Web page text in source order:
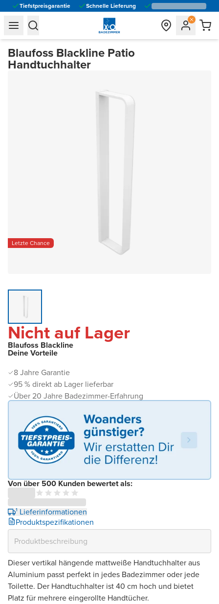
Tiefstpreisgarantie Schnelle Lieferung
general.navigation.toggle_menu.label
general.navigation.toggle_menu.label
Blaufoss Blackline Patio
Handtuchhalter
Letzte Chance
Blaufoss Blackline
Deine Vorteile
8 Jahre Garantie
95 % direkt ab Lager lieferbar
Über 20 Jahre Badezimmer-Erfahrung
Von über 500 Kunden bewertet als:
¹ Lieferinformationen
Produktspezifikationen
Nicht auf Lager
Dieser vertikal hängende mattweiße Handtuchhalter aus
Aluminium passt perfekt in jedes Badezimmer oder jede
Toilette. Der Handtuchhalter ist 40 cm hoch und bietet
Platz für mehrere eingerollte Handtücher.